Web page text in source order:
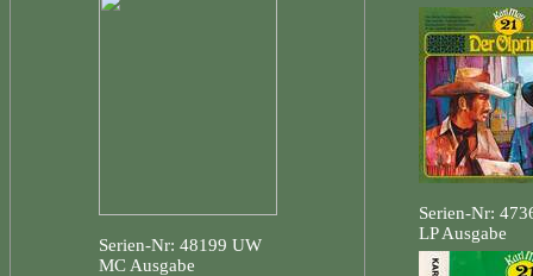
Serien-Nr: 48199 UW
MC Ausgabe
Serien-Nr:
LP Ausgabe